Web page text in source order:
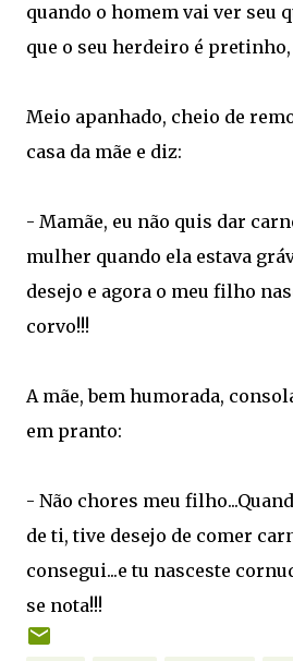
quando o homem vai ver seu
que o seu herdeiro é
Meio apanhado, cheio de
casa da mãe e diz:
- Mamãe, eu não quis dar
mulher quando ela estava
desejo e agora o meu filho
corvo!!!
A mãe, bem humorada,
em pranto:
- Não chores meu
de ti, tive desejo de comer
consegui...e tu nasceste
se nota!!!